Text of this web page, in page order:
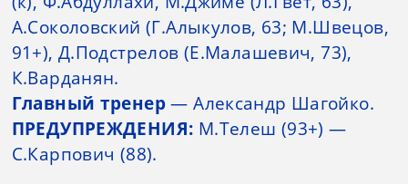
А.Соколовский (Г.Алыкулов, 63; М.Швецов,
91+), Д.Подстрелов (Е.Малашевич, 73),
К.Варданян.
Главный тренер— Александр Шагойко.
ПРЕДУПРЕЖДЕНИЯ: М.Телеш (93+) —
С.Карпович (88).